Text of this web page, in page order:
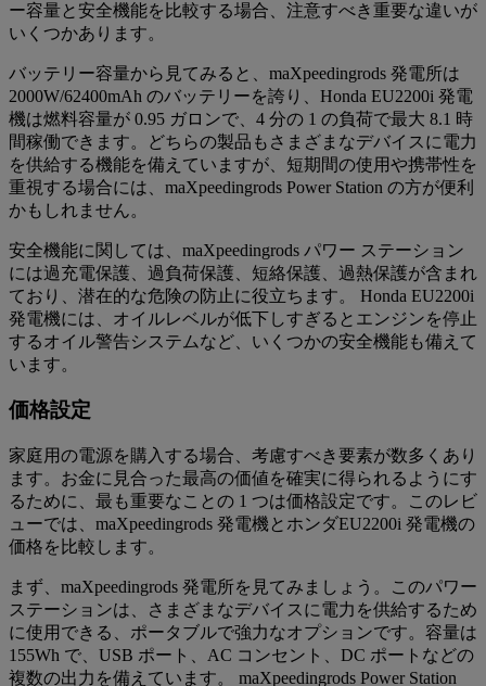
ー容量と安全機能を比較する場合、注意すべき重要な違いが
いくつかあります。
バッテリー容量から見てみると、maXpeedingrods 発電所は
2000W/62400mAh のバッテリーを誇り、Honda EU2200i 発電
機は燃料容量が 0.95 ガロンで、4 分の 1 の負荷で最大 8.1 時
間稼働できます。どちらの製品もさまざまなデバイスに電力
を供給する機能を備えていますが、短期間の使用や携帯性を
重視する場合には、maXpeedingrods Power Station の方が便利
かもしれません。
安全機能に関しては、maXpeedingrods パワー ステーション
には過充電保護、過負荷保護、短絡保護、過熱保護が含まれ
ており、潜在的な危険の防止に役立ちます。 Honda EU2200i
発電機には、オイルレベルが低下しすぎるとエンジンを停止
するオイル警告システムなど、いくつかの安全機能も備えて
います。
価格設定
家庭用の電源を購入する場合、考慮すべき要素が数多くあり
ます。お金に見合った最高の価値を確実に得られるようにす
るために、最も重要なことの 1 つは価格設定です。このレビ
ューでは、maXpeedingrods 発電機とホンダEU2200i 発電機の
価格を比較します。
まず、maXpeedingrods 発電所を見てみましょう。このパワー
ステーションは、さまざまなデバイスに電力を供給するため
に使用できる、ポータブルで強力なオプションです。容量は
155Wh で、USB ポート、AC コンセント、DC ポートなどの
複数の出力を備えています。 maXpeedingrods Power Station